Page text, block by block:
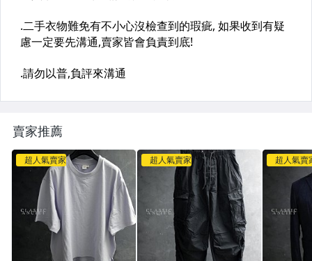
賣家推薦
超人氣賣家 超人氣賣家 超人氣賣